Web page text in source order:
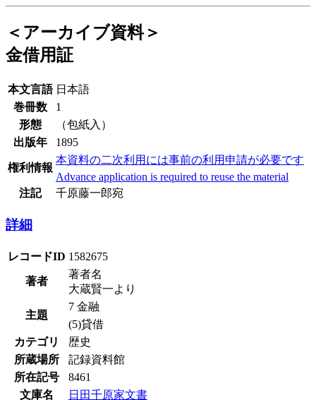
＜アーカイブ資料＞
金借用証
本文言語 日本語
巻冊数
1
形態
（包紙入）
出版年
1895
権利情報
本資料の二次利用には事前の利用申請が必要です
Advance application is required to reuse the material
注記
千原藤一郎宛
詳細
レコードID 1582675
著者
著者名
大蔵賢一より
主題
7 金融
(5)貸借
カテゴリ
歴史
所蔵場所
記録資料館
所在記号
8461
文庫名
日田千原家文書